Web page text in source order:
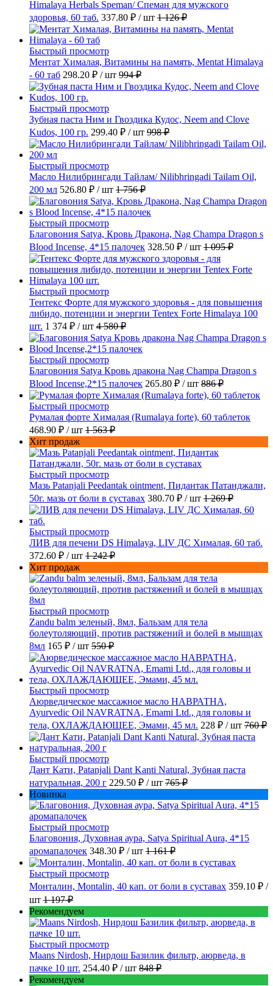
Himalaya Herbals Speman/ Спеман для мужского
здоровья, 60 таб. 337.80 ₽ / шт 1 126 ₽
Быстрый просмотр
Ментат Хималая, Витамины на память, Mentat Himalaya
- 60 таб 298.20 ₽ / шт 994 ₽
Быстрый просмотр
Зубная паста Ним и Гвоздика Кудос, Neem and Clove
Kudos, 100 гр. 299.40 ₽ / шт 998 ₽
Быстрый просмотр
Масло Нилибрингади Тайлам/ Nilibhringadi Tailam Oil,
200 мл 526.80 ₽ / шт 1 756 ₽
Быстрый просмотр
Благовония Satya, Кровь Дракона, Nag Champa Dragon s
Blood Incense, 4*15 палочек 328.50 ₽ / шт 1 095 ₽
Быстрый просмотр
Тентекс Форте для мужского здоровья - для повышения
либидо, потенции и энергии Tentex Forte Himalaya 100
шт. 1 374 ₽ / шт 4 580 ₽
Быстрый просмотр
Благовония Satya Кровь дракона Nag Champa Dragon s
Blood Incense,2*15 палочек 265.80 ₽ / шт 886 ₽
Быстрый просмотр
Румалая форте Хималая (Rumalaya forte), 60 таблеток
468.90 ₽ / шт 1 563 ₽
Хит продаж
Быстрый просмотр
Мазь Patanjali Peedantak ointment, Пидантак Патанджали,
50г. мазь от боли в суставах 380.70 ₽ / шт 1 269 ₽
Быстрый просмотр
ЛИВ для печени DS Himalaya, LIV ДС Хималая, 60 таб.
372.60 ₽ / шт 1 242 ₽
Хит продаж
Быстрый просмотр
Zandu balm зеленый, 8мл, Бальзам для тела
болеутоляющий, против растяжений и болей в мышцах
8мл 165 ₽ / шт 550 ₽
Быстрый просмотр
Аюрведическое массажное масло НАВРАТНА,
Ayurvedic Oil NAVRATNA, Emami Ltd., для головы и
тела, ОХЛАЖДАЮЩЕЕ, Эмами, 45 мл. 228 ₽ / шт 760 ₽
Быстрый просмотр
Дант Кати, Patanjali Dant Kanti Natural, Зубная паста
натуральная, 200 г 229.50 ₽ / шт 765 ₽
Новинка
Быстрый просмотр
Благовония, Духовная аура, Satya Spiritual Aura, 4*15
аромапалочек 348.30 ₽ / шт 1 161 ₽
Быстрый просмотр
Монталин, Montalin, 40 кап. от боли в суставах 359.10 ₽ /
шт 1 197 ₽
Рекомендуем
Быстрый просмотр
Maans Nirdosh, Нирдош Базилик фильтр, аюрведа, в
пачке 10 шт. 254.40 ₽ / шт 848 ₽
Рекомендуем